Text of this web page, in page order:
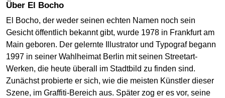
Über El Bocho
El Bocho, der weder seinen echten Namen noch sein
Gesicht öffentlich bekannt gibt, wurde 1978 in Frankfurt am
Main geboren. Der gelernte Illustrator und Typograf begann
1997 in seiner Wahlheimat Berlin mit seinen Streetart-
Werken, die heute überall im Stadtbild zu finden sind.
Zunächst probierte er sich, wie die meisten Künstler dieser
Szene, im Graffiti-Bereich aus. Später zog er es vor, seine